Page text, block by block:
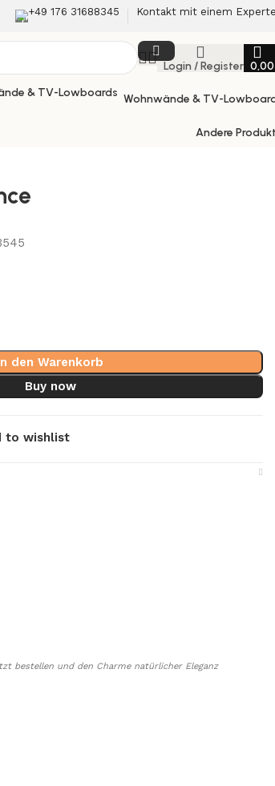
+49 176 31688345 Kontakt mit einem
Login / Register
Wohnwände & TV-
Andere
den Warenkorb
Buy now
to wishlist
bestellen und den Charme natürlicher Eleganz